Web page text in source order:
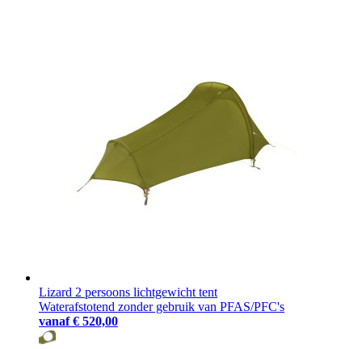
Lizard 2 persoons lichtgewicht tent
Waterafstotend zonder gebruik van PFAS/PFC's
vanaf € 520,00